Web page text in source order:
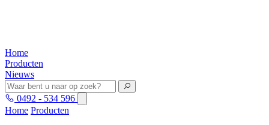
Home
Producten
Nieuws
0492 - 534 596
Home Producten